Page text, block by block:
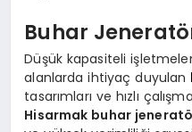
Buhar
Düşük kapasiteli
alanlarda ihtiyaç duyulan
tasarımları ve hızlı
Hisarmak buhar